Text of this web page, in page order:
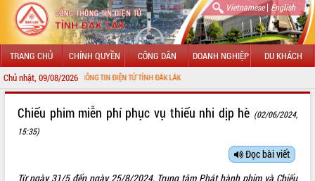
Vietnamese| English
TRANG CHỦ CHÍNH QUYỀN CÔNG DÂN DOANH NGHIỆP DU KHÁCH
Chủ nhật, 09/08/2026
CỔNG THÔNG TIN ĐIỆN TỬ TỈNH ĐẮK LẮK
LÃNH ĐẠO UBND TỈNH
Chiếu phim miễn phí phục vụ thiếu nhi dịp hè (02/06/2024,
15:35)
Đọc bài viết
Từ ngày 31/5 đến ngày 25/8/2024, Trung tâm Phát hành phim và Chiếu